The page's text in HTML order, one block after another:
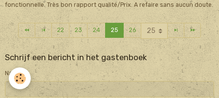
fonctionnelle. Très bon rapport qualité/Prix. A refaire sans aucun doute.
22 23 24 25 26
Schrijf een bericht in het gastenboek
Naam